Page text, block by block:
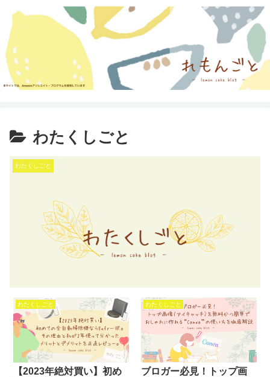
わたくしごと
わたくしごと
わたくしごと
【2023年絶対買い】初め
わたくしごと
ブロガー必見！トップ画